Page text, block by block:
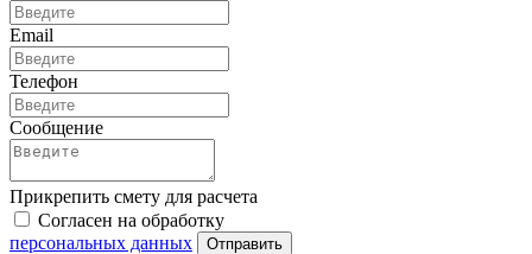
Email
Телефон
Сообщение
Прикрепить смету для расчета
Согласен на обработку
персональных данных
Отправить